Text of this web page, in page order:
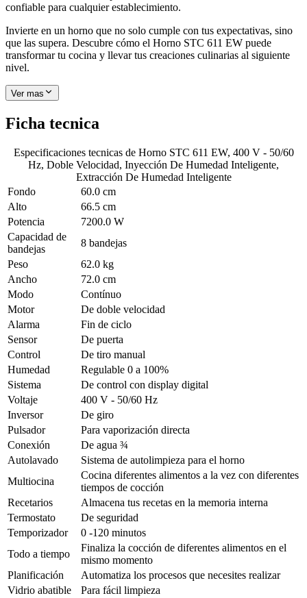
confiable para cualquier establecimiento.
Invierte en un horno que no solo cumple con tus expectativas, sino
que las supera. Descubre cómo el Horno STC 611 EW puede
transformar tu cocina y llevar tus creaciones culinarias al siguiente
nivel.
Ver mas
Ficha tecnica
Especificaciones tecnicas de Horno STC 611 EW, 400 V - 50/60
Hz, Doble Velocidad, Inyección De Humedad Inteligente,
Extracción De Humedad Inteligente
Fondo
60.0 cm
Alto
66.5 cm
Potencia
7200.0 W
Capacidad de
bandejas
8 bandejas
Peso
62.0 kg
Ancho
72.0 cm
Modo
Contínuo
Motor
De doble velocidad
Alarma
Fin de ciclo
Sensor
De puerta
Control
De tiro manual
Humedad
Regulable 0 a 100%
Sistema
De control con display digital
Voltaje
400 V - 50/60 Hz
Inversor
De giro
Pulsador
Para vaporización directa
Conexión
De agua ¾
Autolavado
Sistema de autolimpieza para el horno
Multiocina
Cocina diferentes alimentos a la vez con diferentes
tiempos de cocción
Recetarios
Almacena tus recetas en la memoria interna
Termostato
De seguridad
Temporizador
0 -120 minutos
Todo a tiempo
Finaliza la cocción de diferentes alimentos en el
mismo momento
Planificación
Automatiza los procesos que necesites realizar
Vidrio abatible
Para fácil limpieza